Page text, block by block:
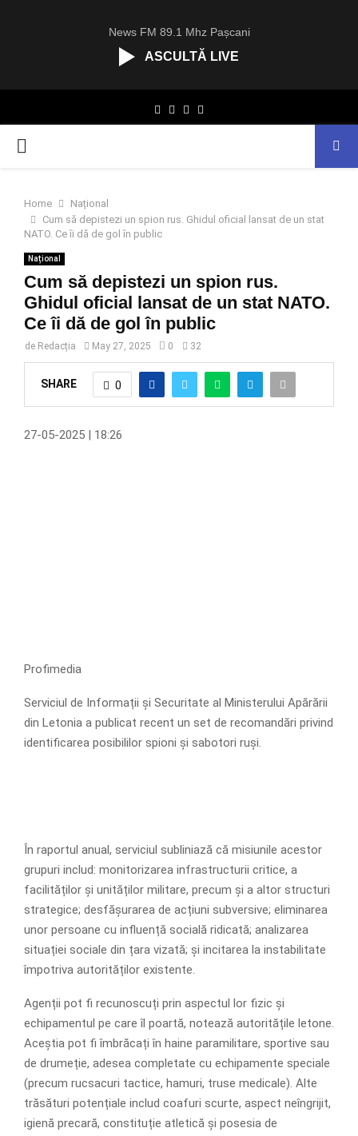
News FM 89.1 Mhz Pașcani
ASCULTĂ LIVE
Facebook
TwitterInstagram
PRIMARY
Home
Național
Cum să depistezi un spion rus. Ghidul oficial lansat de un stat
NATO. Ce îi dă de gol în public
Național
Cum să depistezi un spion rus.
Ghidul oficial lansat de un stat NATO.
Ce îi dă de gol în public
de Redacția May 27, 2025 0 32
SHARE 0
27-05-2025 | 18:26
Profimedia
Serviciul de Informații și Securitate al Ministerului Apărării
din Letonia a publicat recent un set de recomandări privind
identificarea posibililor spioni și sabotori ruși.
În raportul anual, serviciul subliniază că misiunile acestor
grupuri includ: monitorizarea infrastructurii critice, a
facilităților și unităților militare, precum și a altor structuri
strategice; desfășurarea de acțiuni subversive; eliminarea
unor persoane cu influență socială ridicată; analizarea
situației sociale din țara vizată; și incitarea la instabilitate
împotriva autorităților existente.
Agenții pot fi recunoscuți prin aspectul lor fizic și
echipamentul pe care îl poartă, notează autoritățile letone.
Aceștia pot fi îmbrăcați în haine paramilitare, sportive sau
de drumeție, adesea completate cu echipamente speciale
(precum rucsacuri tactice, hamuri, truse medicale). Alte
trăsături potențiale includ coafuri scurte, aspect neîngrijit,
igienă precară, constituție atletică și posesia de